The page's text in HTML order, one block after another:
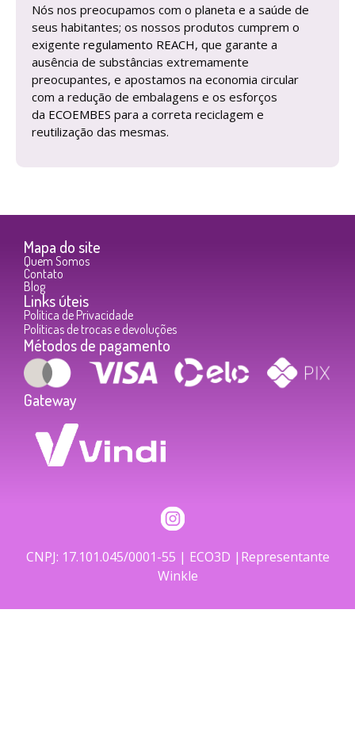
Nós nos preocupamos com o planeta e a saúde de
seus habitantes; os nossos produtos cumprem o
exigente regulamento REACH, que garante a
ausência de substâncias extremamente
preocupantes, e apostamos na economia circular
com a redução de embalagens e os esforços
da ECOEMBES para a correta reciclagem e
reutilização das mesmas.
Mapa do site
Quem Somos
Contato
Blog
Links úteis
Política de Privacidade
Políticas de trocas e devoluções
Métodos de pagamento
Gateway
CNPJ: 17.101.045/0001-55 | ECO3D |Representante
Winkle